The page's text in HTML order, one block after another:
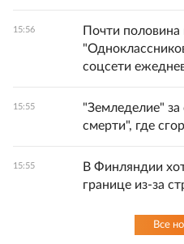
15:56
Почти половина
соцсети
15:55
"Земледелие"
смерти", где
15:55
В Финляндии
границе из-за
Все